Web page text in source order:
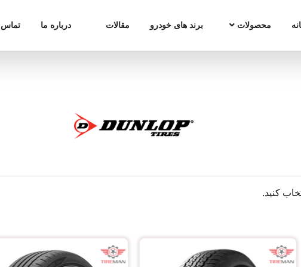
محصولات برند های خودرو مقالات درباره ما تماس
کنید.